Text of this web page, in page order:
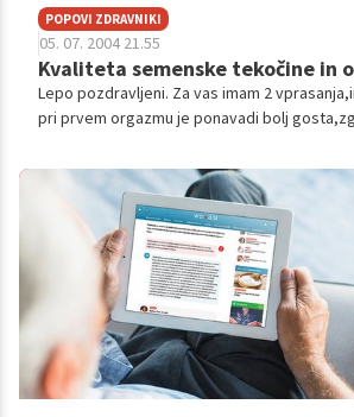
POPOVI ZDRAVNIKI
05. 07. 2004 21.55
Kvaliteta semenske tekočine in
Lepo pozdravljeni. Za vas imam 2
pri prvem orgazmu je ponavadi bolj
tekoca in...